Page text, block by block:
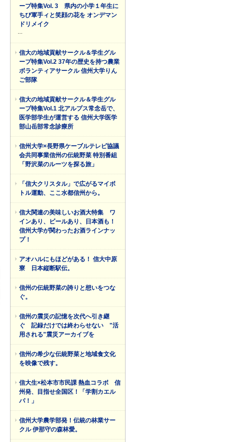
ープ特集Vol. 3 県内の小学１年生に
ちび軍手ィと笑顔の花を オンデマン
ドリメイク
信大の地域貢献サークル＆学生グル
ープ特集Vol.2 37年の歴史を持つ農業
ボランティアサークル 信州大学りん
ご部隊
信大の地域貢献サークル＆学生グル
ープ特集Vol.1 北アルプス常念岳で、
医学部学生が運営する 信州大学医学
部山岳部常念診療所
信州大学×長野県ケーブルテレビ協議
会共同事業信州の伝統野菜 特別番組
「野沢菜のルーツを探る旅」
「信大クリスタル」で広がるマイボ
トル運動、ここ水都信州から。
信大関連の美味しいお酒大特集 ワ
インあり、ビールあり、日本酒も！
信州大学が関わったお酒ラインナッ
プ！
アオハルにもほどがある！ 信大中原
寮 日本縦断駅伝。
信州の伝統野菜の誇りと想いをつな
ぐ。
信州の震災の記憶を次代へ引き継
ぐ 記録だけでは終わらせない "活
用される"震災アーカイブを
信州の希少な伝統野菜と地域食文化
を映像で残す。
信大生×松本市市民課 熱血コラボ 信
州発、目指せ全国区！「学割カエル
パ！」
信州大学農学部発！伝統の林業サー
クル 伊那守の森林愛。